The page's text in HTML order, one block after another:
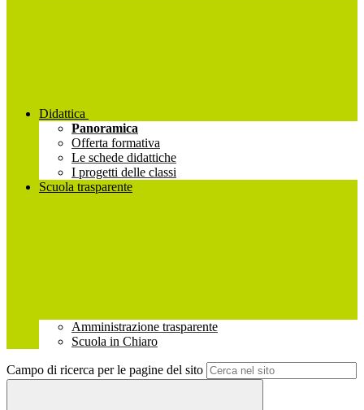
Didattica
Panoramica
Offerta formativa
Le schede didattiche
I progetti delle classi
Scuola trasparente
Amministrazione trasparente
Scuola in Chiaro
Campo di ricerca per le pagine del sito